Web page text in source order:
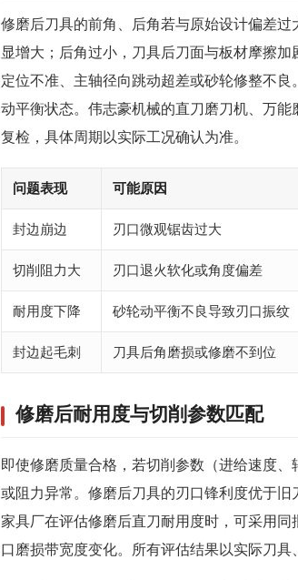
修磨后刀具的前角、后角若与原始设计偏差
显增大；后角过小，刀具后刀面与板材摩擦
定位不准、主轴径向跳动超差或砂轮修整不
动平衡状态。伟志豪机械的直刀磨刀机、万
复检，具体周期以实际工况确认为准。
问题表现 可能原因
封边崩边 刃口微观锯齿过大
切削阻力大 刃口退火软化或角度偏差
耐用度下降 砂轮动平衡不良导致刃口振纹
封边起毛刺 刀具后角磨损或修磨不到位
修磨后耐用度与切削参数匹配
即使修磨质量合格，若切削参数（进给速度
或阻力异常。修磨后刀具的刃口锋利度优于旧
家具厂在评估修磨后直刀耐用度时，可采用
口磨损带宽度变化。所有评估结果以实际刀具